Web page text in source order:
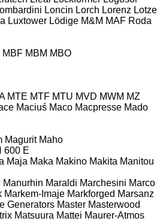
Loncin Lorch Lorenz Lotze
Luxtower Lödige M&M MAF Roda
MBF MBM MBO
MTE MTF MTU MVD MWM MZ
Maciuś Maco Macpresse Mado
Magurit Maho
600 E
Maja Maka Makino Makita Manitou
Manurhin Maraldi Marchesini Marco
Markem-Imaje Markforged Marsanz
Generators Master Masterwood
Matsuura Mattei Maurer-Atmos